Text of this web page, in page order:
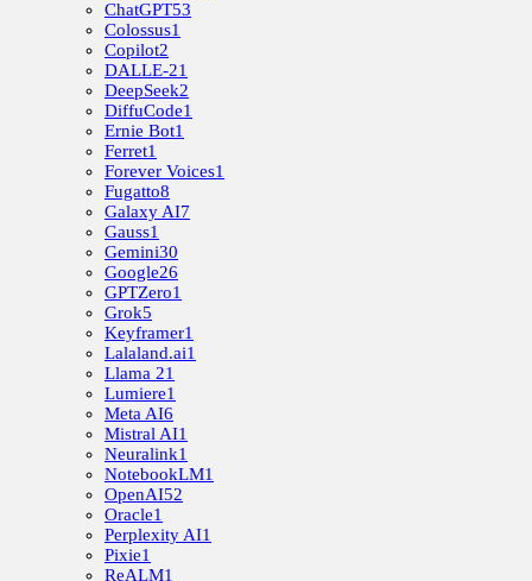
ChatGPT53
Colossus1
Copilot2
DALLE-21
DeepSeek2
DiffuCode1
Ernie Bot1
Ferret1
Forever Voices1
Fugatto8
Galaxy AI7
Gauss1
Gemini30
Google26
GPTZero1
Grok5
Keyframer1
Lalaland.ai1
Llama 21
Lumiere1
Meta AI6
Mistral AI1
Neuralink1
NotebookLM1
OpenAI52
Oracle1
Perplexity AI1
Pixie1
ReALM1